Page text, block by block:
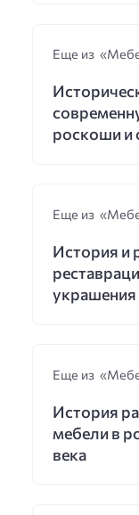
Еще из
роскоши и
Еще из
История и
украшения
Еще из
История
мебели в
века